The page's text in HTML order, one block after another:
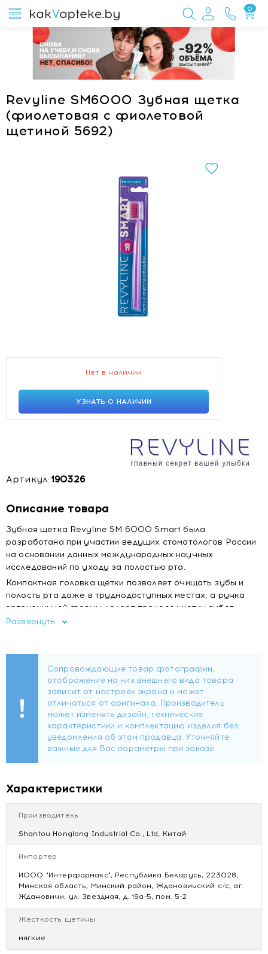
0
Revyline SM6000 Зубная щетка
(фиолетовая с фиолетовой
щетиной 5692)
Нет в наличии
УЗНАТЬ О НАЛИЧИИ
Артикул:190326
Описание товара
Зубная щетка Revyline SM 6000 Smart была
разработана при участии ведущих стоматологов России
на основании данных международных научных
исследований по уходу за полостью рта.
Компактная головка щётки позволяет очищать зубы и
полость рта даже в труднодоступных местах, а ручка
эргономичной формы делает процесс чистки зубов
максимально комфортным и продуктивным.
Пародонтологов (НАП).
Щетина из нейлона премиального качества.
Закруглённая форма щетинок и их уникальное
количество (6000) позволяют эффективно
ухаживать за поверхностью зубов и придесневой
зоной.
Упругая пропиленовая ручка эргономичной формы
снижая давление чистящей головки на поверхность
зубов.
мм.
Длина щетины: 11 мм.
Диаметр щетинок: 0,1 мм.
Развернуть
Характеристики
Производитель
Shantou Honglong Industrial Co., Ltd, Китай
Импортер
ИООО "Интерфармакс", Республика Беларусь, 223028,
Минская область, Минский район, Ждановичский с/с, аг.
Ждановичи, ул. Звездная, д. 19а-5, пом. 5-2
Жесткость щетины
мягкие